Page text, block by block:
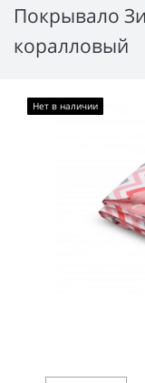
Покрывало
коралловый
Нет в наличии